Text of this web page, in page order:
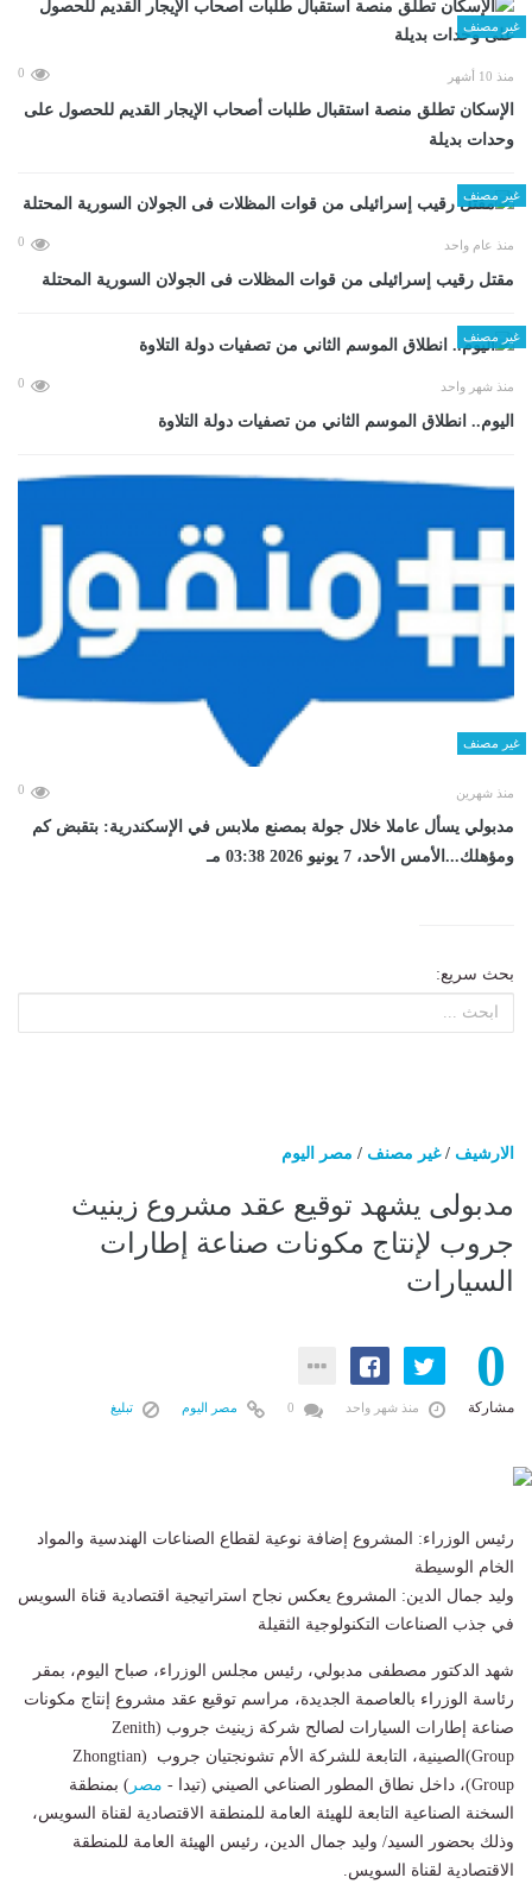
غير مصنف
منذ 10 أشهر 0
الإسكان تطلق منصة استقبال طلبات أصحاب الإيجار القديم للحصول على
وحدات بديلة
غير مصنف
منذ عام واحد 0
مقتل رقيب إسرائيلى من قوات المظلات فى الجولان السورية المحتلة
غير مصنف
منذ شهر واحد 0
اليوم.. انطلاق الموسم الثاني من تصفيات دولة التلاوة
غير مصنف
منذ شهرين 0
مدبولي يسأل عاملا خلال جولة بمصنع ملابس في الإسكندرية: بتقبض كم
ومؤهلك...الأمس الأحد، 7 يونيو 2026 03:38 مـ
بحث سريع:
الارشيف /غير مصنف / مصر اليوم
مدبولى يشهد توقيع عقد مشروع زينيث
جروب لإنتاج مكونات صناعة إطارات
السيارات
0
مشاركة منذ شهر واحد مصر اليوم تبليغ
رئيس الوزراء: المشروع إضافة نوعية لقطاع الصناعات الهندسية والمواد
الخام الوسيطة
وليد جمال الدين: المشروع يعكس نجاح استراتيجية اقتصادية قناة السويس
في جذب الصناعات التكنولوجية الثقيلة
شهد الدكتور مصطفى مدبولي، رئيس مجلس الوزراء، صباح اليوم، بمقر
رئاسة الوزراء بالعاصمة الجديدة، مراسم توقيع عقد مشروع إنتاج مكونات
صناعة إطارات السيارات لصالح شركة زينيث جروب (Zenith
Group)الصينية، التابعة للشركة الأم تشونجتيان جروب (Zhongtian
Group)، داخل نطاق المطور الصناعي الصيني (تيدا -
مصر ) بمنطقة
السخنة الصناعية التابعة للهيئة العامة للمنطقة الاقتصادية لقناة السويس،
وذلك بحضور السيد/ وليد جمال الدين، رئيس الهيئة العامة للمنطقة
الاقتصادية لقناة السويس.